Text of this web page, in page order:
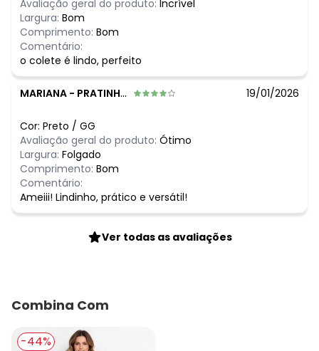
março/2026
fevereiro/2026
Avaliação geral do produto: Incrível
Largura: Bom
Comprimento: Bom
Comentário:
o colete é lindo, perfeito
MARIANA - PRATINHA - MG 19/01/2026
Cor: Preto / GG
Avaliação geral do produto: Ótimo
Largura: Folgado
Comprimento: Bom
Comentário:
Ameiii! Lindinho, prático e versátil!
Ver todas as avaliações
Combina Com
-44%